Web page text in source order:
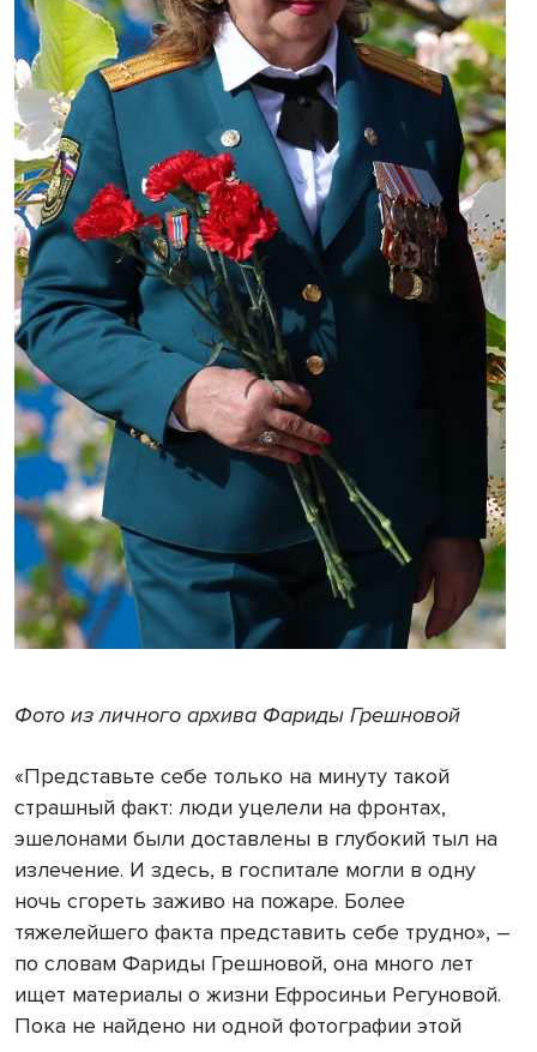
Фото из личного архива Фариды Грешновой
«Представьте себе только на минуту такой
страшный факт: люди уцелели на фронтах,
эшелонами были доставлены в глубокий тыл на
излечение. И здесь, в госпитале могли в одну
ночь сгореть заживо на пожаре. Более
тяжелейшего факта представить себе трудно», –
по словам Фариды Грешновой, она много лет
ищет материалы о жизни Ефросиньи Регуновой.
Пока не найдено ни одной фотографии этой